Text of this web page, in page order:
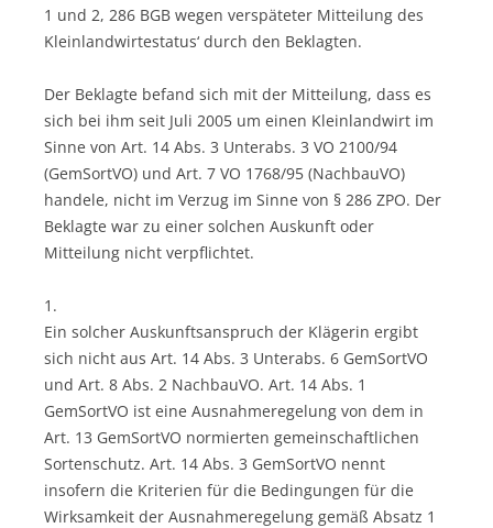
1 und 2, 286 BGB wegen verspäteter Mitteilung des
Kleinlandwirtestatus‘ durch den Beklagten.
Der Beklagte befand sich mit der Mitteilung, dass es
sich bei ihm seit Juli 2005 um einen Kleinlandwirt im
Sinne von Art. 14 Abs. 3 Unterabs. 3 VO 2100/94
(GemSortVO) und Art. 7 VO 1768/95 (NachbauVO)
handele, nicht im Verzug im Sinne von § 286 ZPO. Der
Beklagte war zu einer solchen Auskunft oder
Mitteilung nicht verpflichtet.
1.
Ein solcher Auskunftsanspruch der Klägerin ergibt
sich nicht aus Art. 14 Abs. 3 Unterabs. 6 GemSortVO
und Art. 8 Abs. 2 NachbauVO. Art. 14 Abs. 1
GemSortVO ist eine Ausnahmeregelung von dem in
Art. 13 GemSortVO normierten gemeinschaftlichen
Sortenschutz. Art. 14 Abs. 3 GemSortVO nennt
insofern die Kriterien für die Bedingungen für die
Wirksamkeit der Ausnahmeregelung gemäß Absatz 1